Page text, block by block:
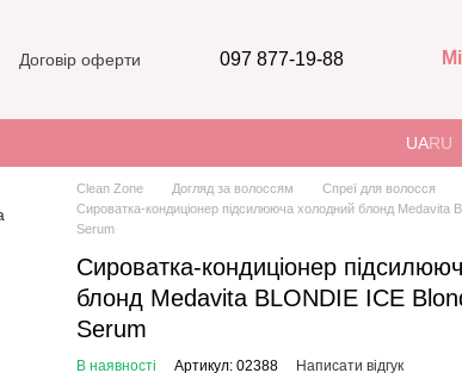
Договір оферти
097 877-19-88
UARU
Clean Zone Догляд за волоссям Спреї для волосся
Сироватка-кондиціонер підсилююча холодний блонд Medavita
Serum
Сироватка-кондиціонер
блонд Medavita BLONDIE ICE
Serum
В наявності Артикул: 02388 Написати відгук